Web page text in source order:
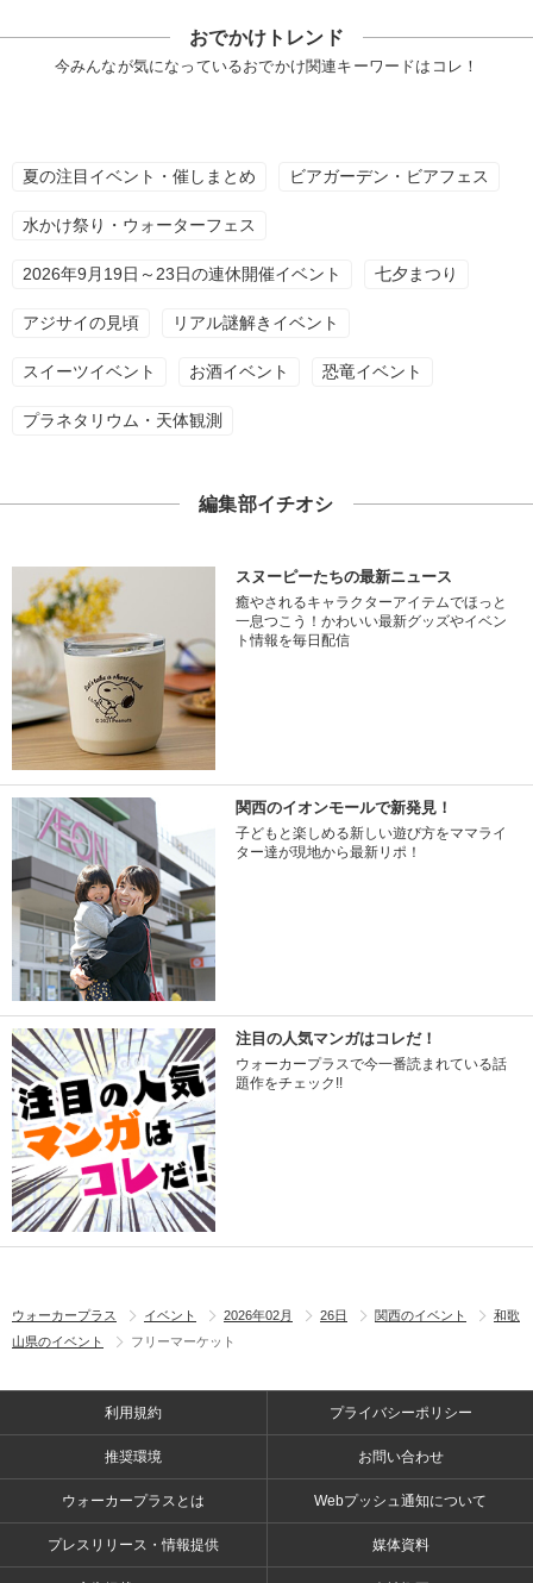
おでかけトレンド
今みんなが気になっているおでかけ関連キーワードはコレ！
夏の注目イベント・催しまとめ ビアガーデン・ビアフェス
水かけ祭り・ウォーターフェス
2026年9月19日～23日の連休開催イベント 七夕まつり
アジサイの見頃 リアル謎解きイベント
スイーツイベント お酒イベント 恐竜イベント
プラネタリウム・天体観測
編集部イチオシ
スヌーピーたちの最新ニュース
癒やされるキャラクターアイテムでほっと
一息つこう！かわいい最新グッズやイベン
ト情報を毎日配信
関西のイオンモールで新発見！
子どもと楽しめる新しい遊び方をママライ
ター達が現地から最新リポ！
注目の人気マンガはコレだ！
ウォーカープラスで今一番読まれている話
題作をチェック!!
ウォーカープラス イベント 2026年02月 26日 関西のイベント
和歌
山県のイベント
フリーマーケット
利用規約 プライバシーポリシー
推奨環境 お問い合わせ
ウォーカープラスとは Webプッシュ通知について
プレスリリース・情報提供 媒体資料